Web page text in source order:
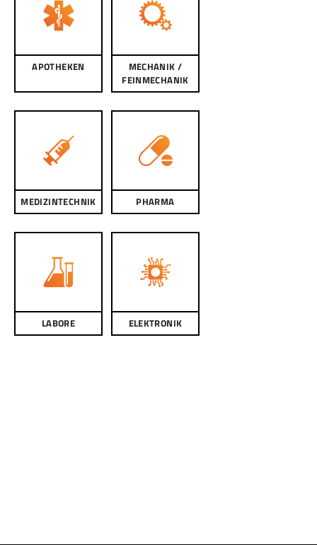
APOTHEKEN
MECHANIK /
FEINMECHANIK
MEDIZINTECHNIK PHARMA
LABORE ELEKTRONIK